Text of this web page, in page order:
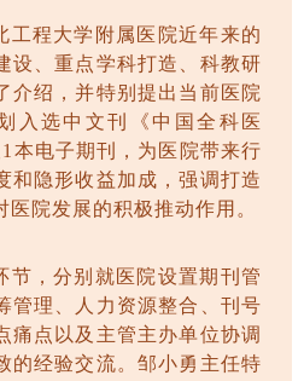
工程大学附属医院近年来的
设、重点学科打造、科教研
介绍，并特别提出当前医院
入选中文刊《中国全科医
1本电子期刊，为医院带来行
和隐形收益加成，强调打造
院发展的积极推动作用。
节，分别就医院设置期刊管
管理、人力资源整合、刊号
痛点以及主管主办单位协调
的经验交流。邹小勇主任特